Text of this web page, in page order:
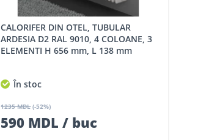
CALORIFER DIN OTEL, TUBULAR
ARDESIA D2 RAL 9010, 4 COLOANE, 3
ELEMENTI H 656 mm, L 138 mm
În stoc
1235 MDL(-52%)
590 MDL / buc